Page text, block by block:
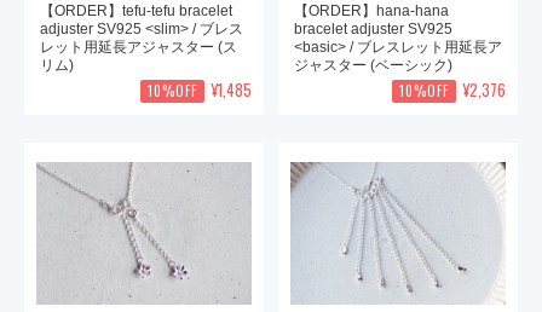
【ORDER】tefu-tefu bracelet
adjuster SV925 <slim> / ブレス
レット用延長アジャスター (ス
リム)
10%OFF ¥1,485
【ORDER】hana-hana
bracelet adjuster SV925
<basic> / ブレスレット用延長ア
ジャスター (ベーシック)
10%OFF ¥2,376